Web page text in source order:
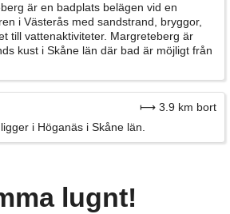
är en badplats belägen vid en
i Västerås med sandstrand, bryggor,
till vattenaktiviteter. Margreteberg är
kust i Skåne län där bad är möjligt från
⟼ 3.9 km bort
i Höganäs i Skåne län.
lugnt!